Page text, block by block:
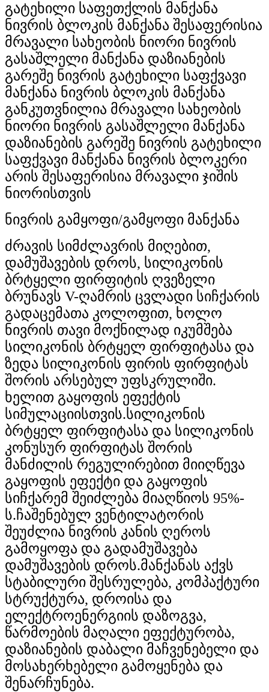
გატეხილი საფეთქლის მანქანა
ნივრის ბლოკის მანქანა შესაფერისია
მრავალი სახეობის ნიორი ნივრის
გასაშლელი მანქანა დაზიანების
გარეშე ნივრის გატეხილი საფქვავი
მანქანა ნივრის ბლოკის მანქანა
განკუთვნილია მრავალი სახეობის
ნიორი ნივრის გასაშლელი მანქანა
დაზიანების გარეშე ნივრის გატეხილი
საფქვავი მანქანა ნივრის ბლოკერი
არის შესაფერისია მრავალი ჯიშის
ნიორისთვის
ნივრის გამყოფი/გამყოფი მანქანა
ძრავის სიმძლავრის მიღებით,
დამუშავების დროს, სილიკონის
ბრტყელი ფირფიტის ღვეზელი
ბრუნავს V-ღამრის ცვლადი სიჩქარის
გადაცემათა კოლოფით, ხოლო
ნივრის თავი მოქნილად იკუმშება
სილიკონის ბრტყელ ფირფიტასა და
ზედა სილიკონის ფირის ფირფიტას
შორის არსებულ უფსკრულიში.
ხელით გაყოფის ეფექტის
სიმულაციისთვის.სილიკონის
ბრტყელ ფირფიტასა და სილიკონის
კონუსურ ფირფიტას შორის
მანძილის რეგულირებით მიიღწევა
გაყოფის ეფექტი და გაყოფის
სიჩქარემ შეიძლება მიაღწიოს 95%-
ს.ჩაშენებულ ვენტილატორის
შეუძლია ნივრის კანის ღეროს
გამოყოფა და გადამუშავება
დამუშავების დროს.მანქანას აქვს
სტაბილური შესრულება, კომპაქტური
სტრუქტურა, დროისა და
ელექტროენერგიის დაზოგვა,
წარმოების მაღალი ეფექტურობა,
დაზიანების დაბალი მაჩვენებელი და
მოსახერხებელი გამოყენება და
შენარჩუნება.